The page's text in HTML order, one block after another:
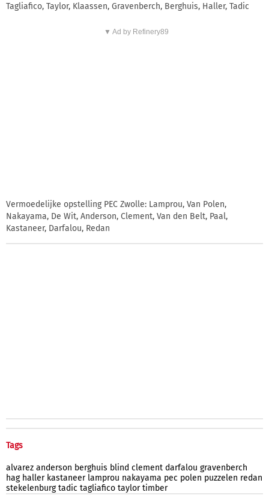
Tagliafico, Taylor, Klaassen, Gravenberch, Berghuis, Haller, Tadic
▼ Ad by Refinery89
Vermoedelijke opstelling PEC Zwolle: Lamprou, Van Polen,
Nakayama, De Wit, Anderson, Clement, Van den Belt, Paal,
Kastaneer, Darfalou, Redan
Tags
alvarez anderson berghuis blind clement darfalou gravenberch
hag haller kastaneer lamprou nakayama pec polen puzzelen redan
stekelenburg tadic tagliafico taylor timber